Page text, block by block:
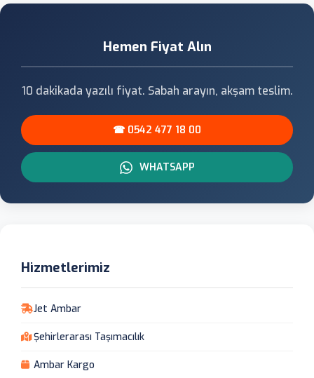
Hemen Fiyat Alın
10 dakikada yazılı fiyat. Sabah arayın, akşam teslim.
☎ 0542 477 18 00
WHATSAPP
Hizmetlerimiz
Jet Ambar
Şehirlerarası Taşımacılık
Ambar Kargo